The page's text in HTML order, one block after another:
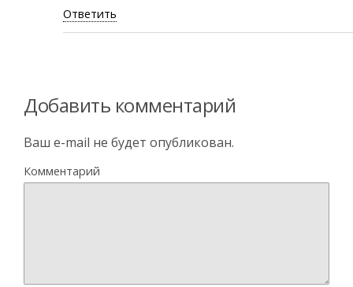
Ответить
Добавить комментарий
Ваш e-mail не будет опубликован.
Комментарий